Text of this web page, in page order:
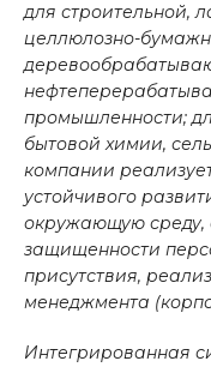
для строительной,
целлюлозно-
промышленности;
бытовой химии,
компании
устойчивого
окружающую среду,
защищенности
присутствия,
менеджмента
Интегрированная